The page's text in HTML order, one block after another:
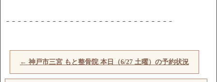
－－－－－－－－－－－－－－－－－－－－－－－－－－－－－
← 神戸市三宮 もと整骨院 本日（6/27 土曜）の予約状況